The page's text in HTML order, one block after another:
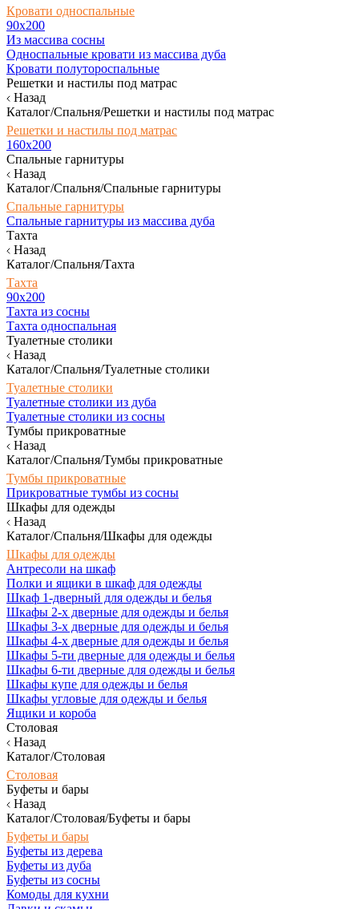
Кровати односпальные
90х200
Из массива сосны
Односпальные кровати из массива дуба
Кровати полутороспальные
Решетки и настилы под матрас
Назад
Каталог/Спальня/Решетки и настилы под матрас
Решетки и настилы под матрас
160х200
Спальные гарнитуры
Назад
Каталог/Спальня/Спальные гарнитуры
Спальные гарнитуры
Спальные гарнитуры из массива дуба
Тахта
Назад
Каталог/Спальня/Тахта
Тахта
90х200
Тахта из сосны
Тахта односпальная
Туалетные столики
Назад
Каталог/Спальня/Туалетные столики
Туалетные столики
Туалетные столики из дуба
Туалетные столики из сосны
Тумбы прикроватные
Назад
Каталог/Спальня/Тумбы прикроватные
Тумбы прикроватные
Прикроватные тумбы из сосны
Шкафы для одежды
Назад
Каталог/Спальня/Шкафы для одежды
Шкафы для одежды
Антресоли на шкаф
Полки и ящики в шкаф для одежды
Шкаф 1-дверный для одежды и белья
Шкафы 2-х дверные для одежды и белья
Шкафы 3-х дверные для одежды и белья
Шкафы 4-х дверные для одежды и белья
Шкафы 5-ти дверные для одежды и белья
Шкафы 6-ти дверные для одежды и белья
Шкафы купе для одежды и белья
Шкафы угловые для одежды и белья
Ящики и короба
Столовая
Назад
Каталог/Столовая
Столовая
Буфеты и бары
Назад
Каталог/Столовая/Буфеты и бары
Буфеты и бары
Буфеты из дерева
Буфеты из дуба
Буфеты из сосны
Комоды для кухни